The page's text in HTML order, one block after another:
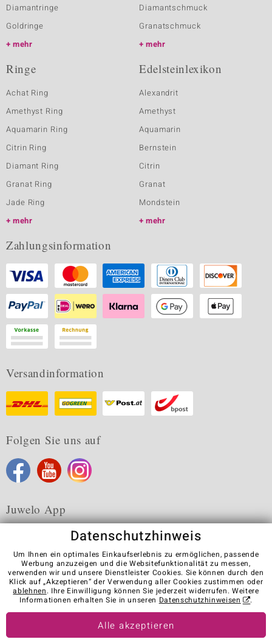
Diamantringe
Goldringe
mehr
Diamantschmuck
Granatschmuck
mehr
Ringe
Achat Ring
Amethyst Ring
Aquamarin Ring
Citrin Ring
Diamant Ring
Granat Ring
Jade Ring
mehr
Edelsteinlexikon
Alexandrit
Amethyst
Aquamarin
Bernstein
Citrin
Granat
Mondstein
mehr
Zahlungsinformation
Versandinformation
Folgen Sie uns auf
Juwelo App
Karriere AGB Datenschutz Cookies
Impressum
Kontakt
Vertrag widerrufen
Visit our stores in other countries:
Datenschutzhinweis
Um Ihnen ein optimales Einkaufserlebnis zu ermöglichen, passende
Werbung anzuzeigen und die Websitefunktionalität zu messen,
verwenden wir und unsere Dienstleister Cookies. Sie können durch den
Klick auf „Akzeptieren“ der Verwendung aller Cookies zustimmen oder
ablehnen. Ihre Einwilligung können Sie jederzeit widerrufen. Weitere
Informationen erhalten Sie in unseren Datenschutzhinweisen .
Alle akzeptieren